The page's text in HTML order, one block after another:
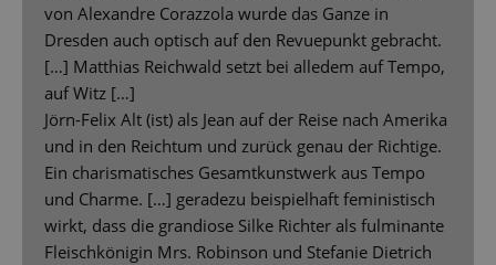
von Alexandre Corazzola wurde das Ganze in
Dresden auch optisch auf den Revuepunkt gebracht.
[…] Matthias Reichwald setzt bei alledem auf Tempo,
auf Witz […]
Jörn-Felix Alt (ist) als Jean auf der Reise nach Amerika
und in den Reichtum und zurück genau der Richtige.
Ein charismatisches Gesamtkunstwerk aus Tempo
und Charme. […] geradezu beispielhaft feministisch
wirkt, dass die grandiose Silke Richter als fulminante
Fleischkönigin Mrs. Robinson und Stefanie Dietrich